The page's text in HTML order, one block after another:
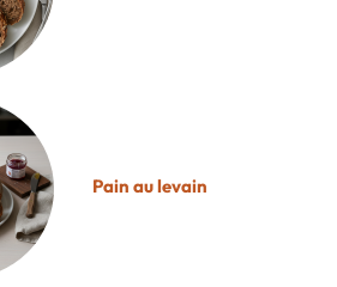
Pain au levain